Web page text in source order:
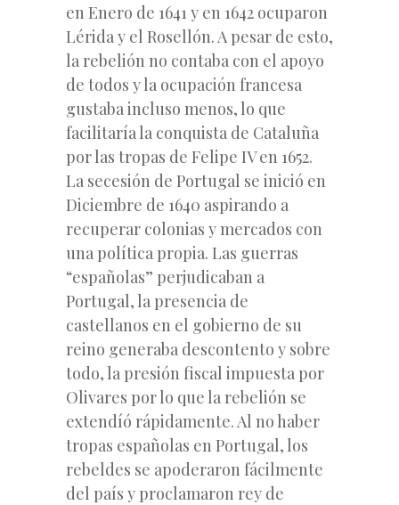
en Enero de 1641 y en 1642 ocuparon
Lérida y el Rosellón. A pesar de esto,
la rebelión no contaba con el apoyo
de todos y la ocupación francesa
gustaba incluso menos, lo que
facilitaría la conquista de Cataluña
por las tropas de Felipe IV en 1652.
La secesión de Portugal se inició en
Diciembre de 1640 aspirando a
recuperar colonias y mercados con
una política propia. Las guerras
“españolas” perjudicaban a
Portugal, la presencia de
castellanos en el gobierno de su
reino generaba descontento y sobre
todo, la presión fiscal impuesta por
Olivares por lo que la rebelión se
extendíó rápidamente. Al no haber
tropas españolas en Portugal, los
rebeldes se apoderaron fácilmente
del país y proclamaron rey de